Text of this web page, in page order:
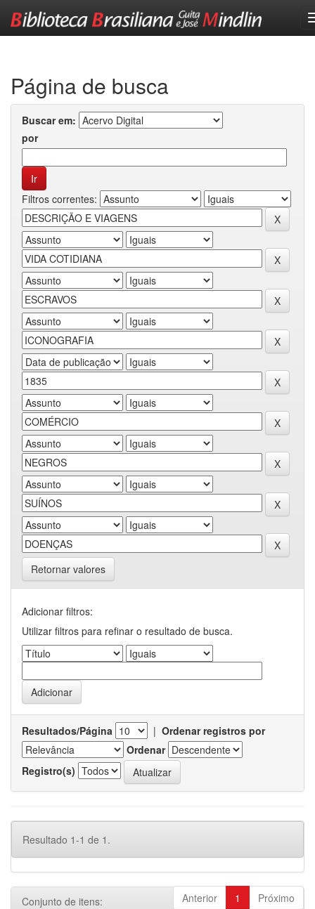
Página de busca
Buscar em:
por
Filtros correntes:
Retornar valores
Adicionar filtros:
Utilizar filtros para refinar o resultado de busca.
Resultados/Página | Ordenar registros por
Ordenar
Registro(s)
Resultado 1-1 de 1.
Anterior 1 Próximo
Conjunto de itens: